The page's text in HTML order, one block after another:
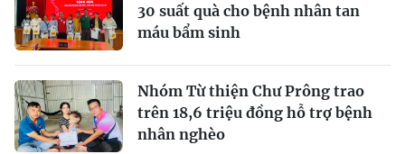
30 suất quà cho bệnh nhân tan
máu bẩm sinh
Nhóm Từ thiện Chư Prông trao
trên 18,6 triệu đồng hỗ trợ bệnh
nhân nghèo